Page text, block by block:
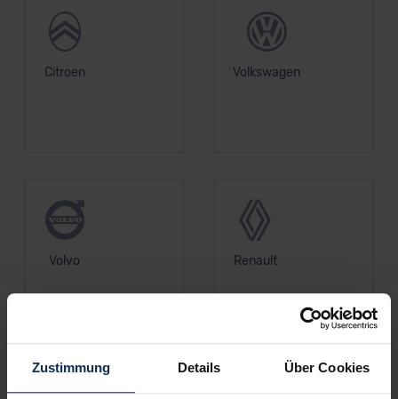
Zustimmung Details Über Cookies
Citroen Volkswagen
Volvo Renault